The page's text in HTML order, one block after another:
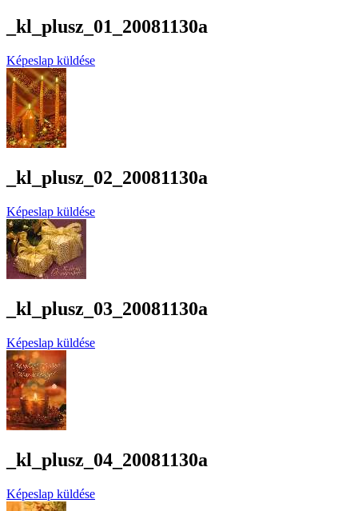
_kl_plusz_01_20081130a
Képeslap küldése
_kl_plusz_02_20081130a
Képeslap küldése
_kl_plusz_03_20081130a
Képeslap küldése
_kl_plusz_04_20081130a
Képeslap küldése